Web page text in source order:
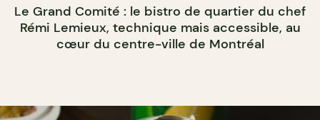
Le Grand Comité : le bistro de quartier du chef
Rémi Lemieux, technique mais accessible, au
cœur du centre-ville de Montréal